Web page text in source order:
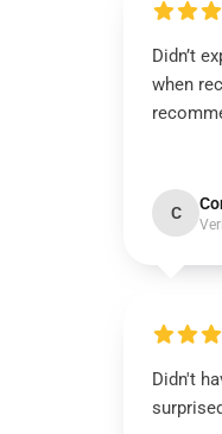
Didn’t
when
C
Didn't